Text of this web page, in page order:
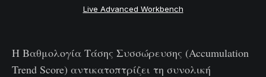
Live Advanced Workbench
Η Βαθμολογία Τάσης Συσσώρευσης (Accumulation
Trend Score) αντικατοπτρίζει τη συνολική